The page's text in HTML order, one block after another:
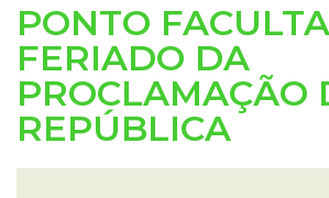
PONTO
FERIADO DA
PROCLAMAÇÃO
REPÚBLICA